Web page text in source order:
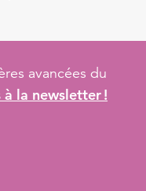
avancées du
à la newsletter !